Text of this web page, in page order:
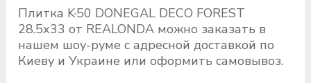
Плитка K·50 DONEGAL DECO FOREST
28.5х33 от REALONDA можно заказать в
нашем шоу-руме с адресной доставкой по
Киеву и Украине или оформить самовывоз.